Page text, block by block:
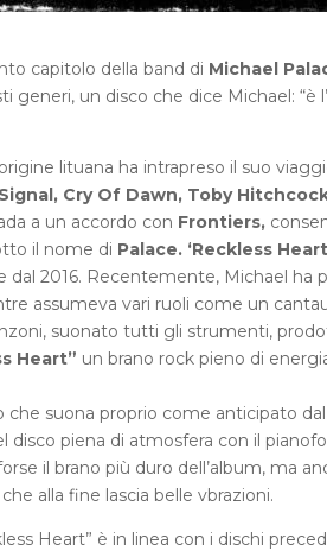
capitolo della band di Michael
generi, un disco che dice Michael: “è
lituana ha intrapreso il suo
Cry Of Dawn, Toby
a un accordo con Frontiers,
il nome di Palace. ‘Reckless
dal 2016. Recentemente, Michael
assumeva vari ruoli come un
suonato tutti gli strumenti,
Heart” un brano rock pieno di
che suona proprio come anticipato
disco piena di atmosfera con il
il brano più duro dell’album, ma
alla fine lascia belle vbrazioni.
Heart” è in linea con i dischi